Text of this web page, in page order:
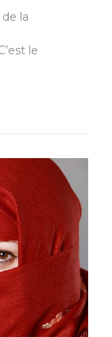
la
le